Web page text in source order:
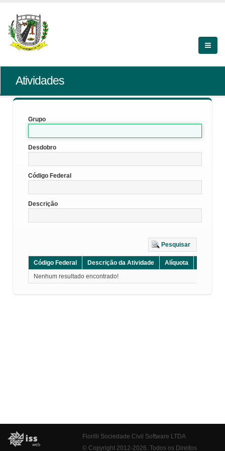
Atividades
Grupo
Desdobro
Código Federal
Descrição
Pesquisar
Código Federal Descrição da Atividade Alíquota
Nenhum resultado encontrado!
Fiorilli Sociedade Civil Software LTDA
© Copyright 2012-2026. Todos os Direitos